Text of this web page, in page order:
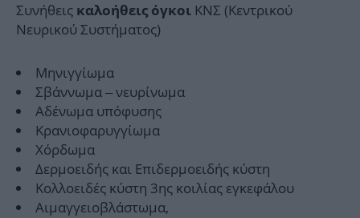
Συνήθεις καλοήθεις όγκοι ΚΝΣ (Κεντρικού
Νευρικού Συστήματος)
Μηνιγγίωμα
Σβάννωμα – νευρίνωμα
Αδένωμα υπόφυσης
Κρανιοφαρυγγίωμα
Χόρδωμα
Δερμοειδής και Επιδερμοειδής κύστη
Κολλοειδές κύστη 3ης κοιλίας εγκεφάλου
Αιμαγγειοβλάστωμα,